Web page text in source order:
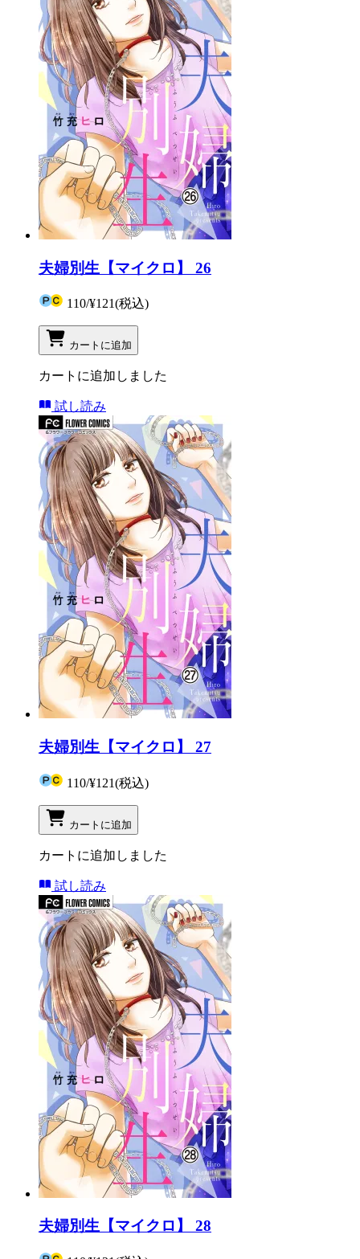
夫婦別生【マイクロ】 26
110/¥121(税込)
カートに追加
カートに追加しました
試し読み
夫婦別生【マイクロ】 27
110/¥121(税込)
カートに追加
カートに追加しました
試し読み
夫婦別生【マイクロ】 28